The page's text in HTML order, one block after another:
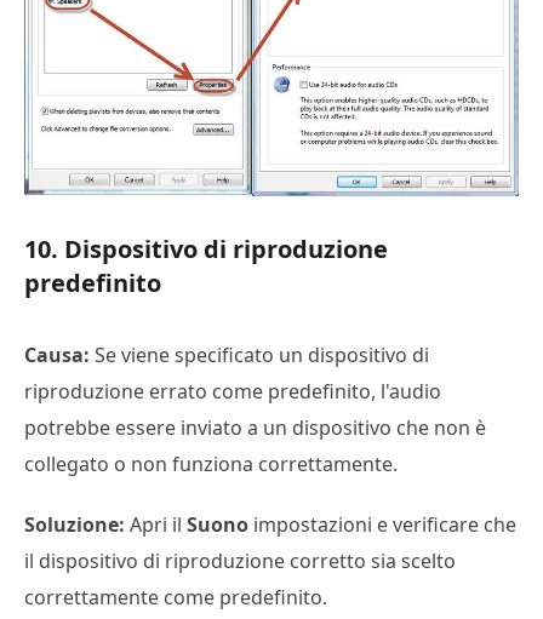
10. Dispositivo di riproduzione
predefinito
Causa: Se viene specificato un dispositivo di
riproduzione errato come predefinito, l'audio
potrebbe essere inviato a un dispositivo che non è
collegato o non funziona correttamente.
Soluzione: Apri il Suono impostazioni e verificare che
il dispositivo di riproduzione corretto sia scelto
correttamente come predefinito.